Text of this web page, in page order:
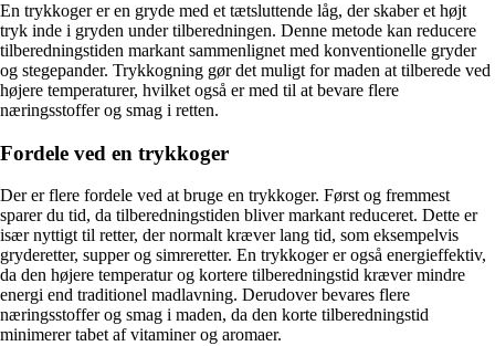
En trykkoger er en gryde med et tætsluttende låg, der skaber et højt
tryk inde i gryden under tilberedningen. Denne metode kan reducere
tilberedningstiden markant sammenlignet med konventionelle gryder
og stegepander. Trykkogning gør det muligt for maden at tilberede ved
højere temperaturer, hvilket også er med til at bevare flere
næringsstoffer og smag i retten.
Fordele ved en trykkoger
Der er flere fordele ved at bruge en trykkoger. Først og fremmest
sparer du tid, da tilberedningstiden bliver markant reduceret. Dette er
især nyttigt til retter, der normalt kræver lang tid, som eksempelvis
gryderetter, supper og simreretter. En trykkoger er også energieffektiv,
da den højere temperatur og kortere tilberedningstid kræver mindre
energi end traditionel madlavning. Derudover bevares flere
næringsstoffer og smag i maden, da den korte tilberedningstid
minimerer tabet af vitaminer og aromaer.